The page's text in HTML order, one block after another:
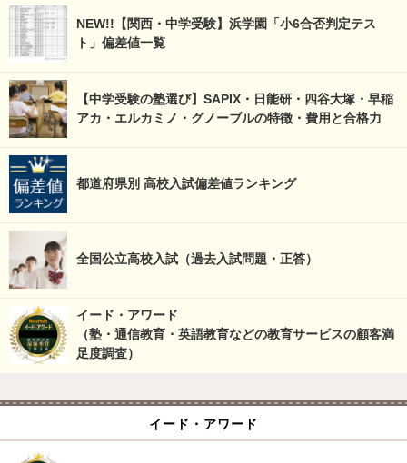
NEW!!【関西・中学受験】浜学園「小6合否判定テス
ト」偏差値一覧
【中学受験の塾選び】SAPIX・日能研・四谷大塚・早稲
アカ・エルカミノ・グノーブルの特徴・費用と合格力
都道府県別 高校入試偏差値ランキング
全国公立高校入試（過去入試問題・正答）
イード・アワード
（塾・通信教育・英語教育などの教育サービスの顧客満
足度調査）
イード・アワード